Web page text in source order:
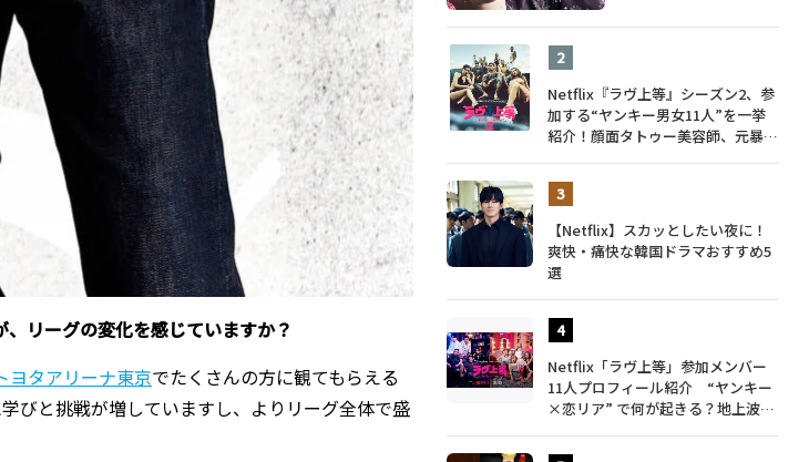
、リーグの変化を感じていますか？
ヨタアリーナ東京でたくさんの方に観てもらえる
びと挑戦が増していますし、よりリーグ全体で盛
Netflix『ラヴ上等』シーズン2、参
加する“ヤンキー男女11人”を一挙
紹介！顔面タトゥー美容師、元暴走
【Netflix】スカッとしたい夜に！
爽快・痛快な韓国ドラマおすすめ5
選
Netflix「ラヴ上等」参加メンバー
11人プロフィール紹介 “ヤンキー
×恋リア” で何が起きる？地上波で
が爆誕